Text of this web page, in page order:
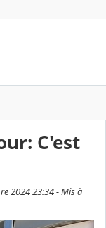
C'est
2024 23:34 - Mis à